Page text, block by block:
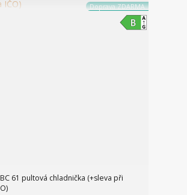
Doprava ZDARMA
61 pultová chladnička (+sleva při